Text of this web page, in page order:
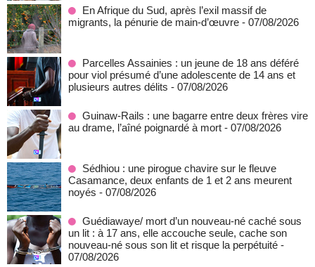
En Afrique du Sud, après l’exil massif de
migrants, la pénurie de main-d’œuvre - 07/08/2026
Parcelles Assainies : un jeune de 18 ans déféré
pour viol présumé d’une adolescente de 14 ans et
plusieurs autres délits - 07/08/2026
Guinaw-Rails : une bagarre entre deux frères vire
au drame, l’aîné poignardé à mort - 07/08/2026
Sédhiou : une pirogue chavire sur le fleuve
Casamance, deux enfants de 1 et 2 ans meurent
noyés - 07/08/2026
Guédiawaye/ mort d’un nouveau-né caché sous
un lit : à 17 ans, elle accouche seule, cache son
nouveau-né sous son lit et risque la perpétuité -
07/08/2026